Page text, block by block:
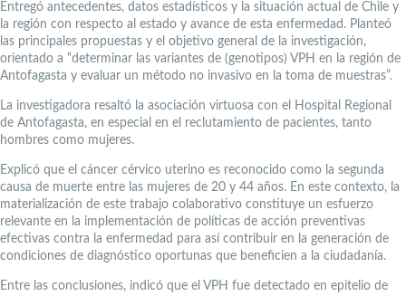
Entregó antecedentes, datos estadísticos y la situación actual de Chile y
la región con respecto al estado y avance de esta enfermedad. Planteó
las principales propuestas y el objetivo general de la investigación,
orientado a “determinar las variantes de (genotipos) VPH en la región de
Antofagasta y evaluar un método no invasivo en la toma de muestras”.
La investigadora resaltó la asociación virtuosa con el Hospital Regional
de Antofagasta, en especial en el reclutamiento de pacientes, tanto
hombres como mujeres.
Explicó que el cáncer cérvico uterino es reconocido como la segunda
causa de muerte entre las mujeres de 20 y 44 años. En este contexto, la
materialización de este trabajo colaborativo constituye un esfuerzo
relevante en la implementación de políticas de acción preventivas
efectivas contra la enfermedad para así contribuir en la generación de
condiciones de diagnóstico oportunas que beneficien a la ciudadanía.
Entre las conclusiones, indicó que el VPH fue detectado en epitelio de